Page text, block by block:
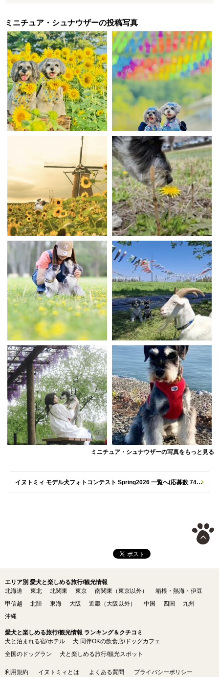
ミニチュア・シュナウザーの投稿写真
ミニチュア・シュナウザーの写真をもっと見る
イヌトミィ モデル犬フォトコンテスト Spring2026 一覧へ(応募数 747枚)
エリア別 愛犬と楽しめる旅行/観光情報
北海道
東北 北関東 東京 南関東（東京以外）
箱根・熱海・伊豆
甲信越
北陸 東海 大阪 近畿（大阪以外） 中国 四国
九州
沖縄
愛犬と楽しめる旅行/観光情報 ランキング＆クチコミ
犬と泊まれる宿/ホテル
犬 同伴OKの飲食店/ドッグカフェ
全国のドッグラン
犬と楽しめる旅行/観光スポット
利用規約 イヌトミィとは よくある質問 プライバシーポリシー